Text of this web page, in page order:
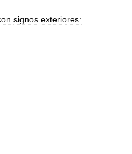
signos exteriores: